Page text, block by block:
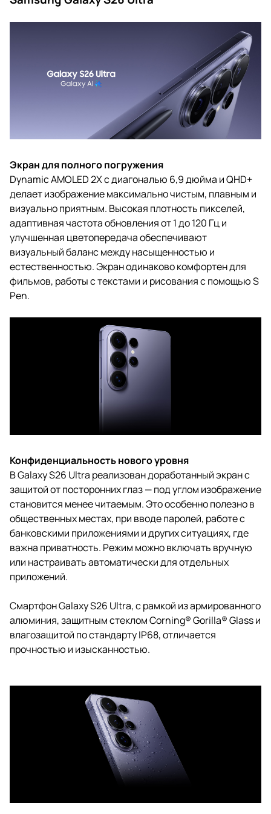
Экран для полного погружения
Dynamic AMOLED 2X с диагональю 6,9 дюйма и QHD+
делает изображение максимально чистым, плавным и
визуально приятным. Высокая плотность пикселей,
адаптивная частота обновления от 1 до 120 Гц и
улучшенная цветопередача обеспечивают
визуальный баланс между насыщенностью и
естественностью. Экран одинаково комфортен для
фильмов, работы с текстами и рисования с помощью S
Pen.
Конфиденциальность нового уровня
В Galaxy S26 Ultra реализован доработанный экран с
защитой от посторонних глаз — под углом изображение
становится менее читаемым. Это особенно полезно в
общественных местах, при вводе паролей, работе с
банковскими приложениями и других ситуациях, где
важна приватность. Режим можно включать вручную
или настраивать автоматически для отдельных
приложений.
Смартфон Galaxy S26 Ultra, с рамкой из армированного
алюминия, защитным стеклом Corning® Gorilla® Glass и
влагозащитой по стандарту IP68, отличается
прочностью и изысканностью.